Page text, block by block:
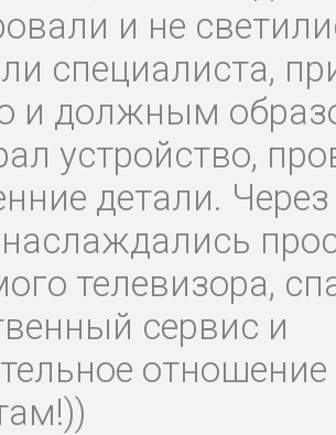
и не
специалиста,
и должным
устройство,
детали.
телевизора,
сервис и
отношение